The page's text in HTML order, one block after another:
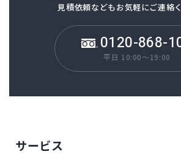
見積依頼などもお気軽にご連絡く
0120-868-
平日 10:00～19:00
サービス